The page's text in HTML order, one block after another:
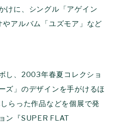
けに、シングル「アゲイン
アルバム「ユズモア」など
し、2003年春夏コレクショ
ズ」のデザインを手がけるほ
らった作品などを個展で発
ン『SUPER FLAT